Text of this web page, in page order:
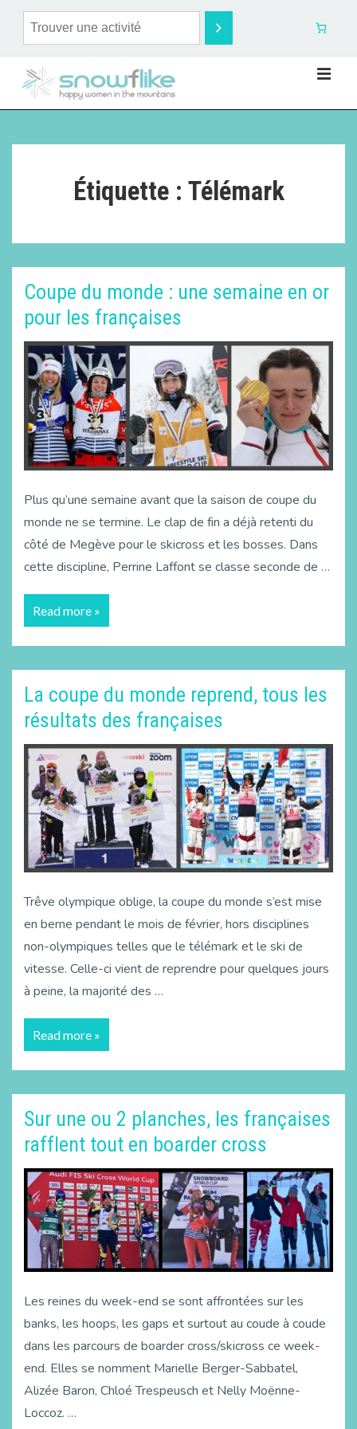
Étiquette : Télémark
Coupe du monde : une semaine en or
pour les françaises
Plus qu’une semaine avant que la saison de coupe du
monde ne se termine. Le clap de fin a déjà retenti du
côté de Megève pour le skicross et les bosses. Dans
cette discipline, Perrine Laffont se classe seconde de …
Read more »
La coupe du monde reprend, tous les
résultats des françaises
Trêve olympique oblige, la coupe du monde s’est mise
en berne pendant le mois de février, hors disciplines
non-olympiques telles que le télémark et le ski de
vitesse. Celle-ci vient de reprendre pour quelques jours
à peine, la majorité des …
Read more »
Sur une ou 2 planches, les françaises
rafflent tout en boarder cross
Les reines du week-end se sont affrontées sur les
banks, les hoops, les gaps et surtout au coude à coude
dans les parcours de boarder cross/skicross ce week-
end. Elles se nomment Marielle Berger-Sabbatel,
Alizée Baron, Chloé Trespeusch et Nelly Moënne-
Loccoz. …